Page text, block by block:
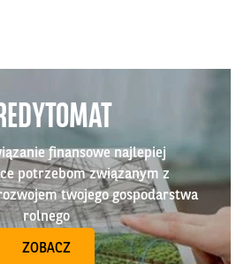
finansowe najlepiej
potrzebom związanym z
twojego gospodarstwa
rolnego
ZOBACZ